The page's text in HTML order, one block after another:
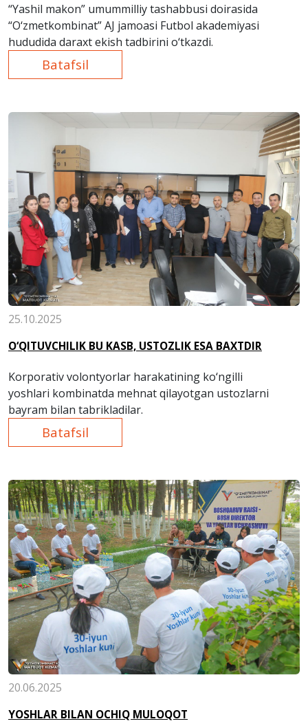
“Yashil makon” umummilliy tashabbusi doirasida
“O‘zmetkombinat” AJ jamoasi Futbol akademiyasi
hududida daraxt ekish tadbirini o‘tkazdi.
Batafsil
25.10.2025
O‘QITUVCHILIK BU KASB, USTOZLIK ESA BAXTDIR
Korporativ volontyorlar harakatining ko‘ngilli
yoshlari kombinatda mehnat qilayotgan ustozlarni
bayram bilan tabrikladilar.
Batafsil
20.06.2025
YOSHLAR BILAN OCHIQ MULOQOT